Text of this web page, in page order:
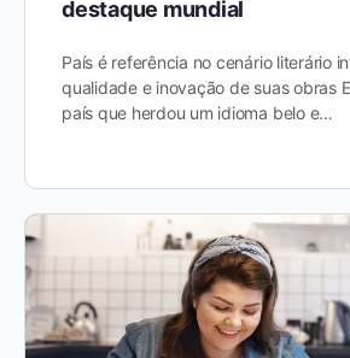
destaque mundial
País é referência no cenário literário
qualidade e inovação de suas obras
país que herdou um idioma belo e…